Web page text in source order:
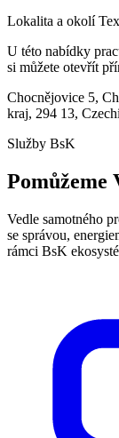
Lokalita a okolí
U této nabídky
si můžete otevřít
Chocnějovice 5,
kraj, 294 13,
Služby BsK
Pomůžeme
Vedle samotného
se správou,
rámci BsK